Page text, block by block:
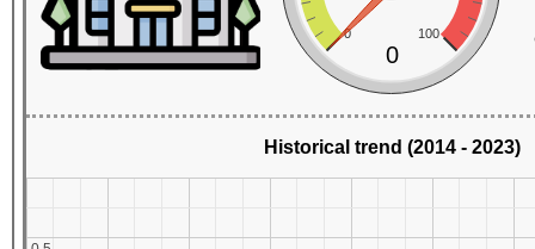
0 100
0
Historical trend (2014 - 2023)